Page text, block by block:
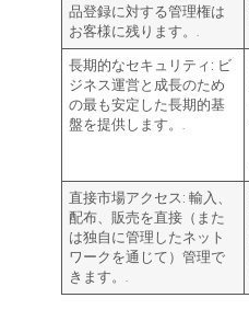
品登録に対する管理権は
お客様に残ります。.
長期的なセキュリティ: ビ
ジネス運営と成長のため
の最も安定した長期的基
盤を提供します。.
直接市場アクセス: 輸入、
配布、販売を直接（また
は独自に管理したネット
ワークを通じて）管理で
きます。.